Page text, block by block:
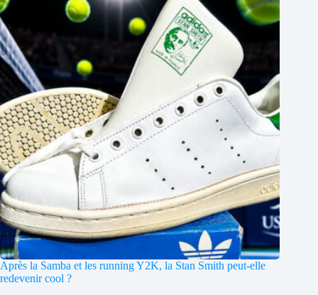
Après la Samba et les running Y2K, la Stan Smith peut-elle
redevenir cool ?